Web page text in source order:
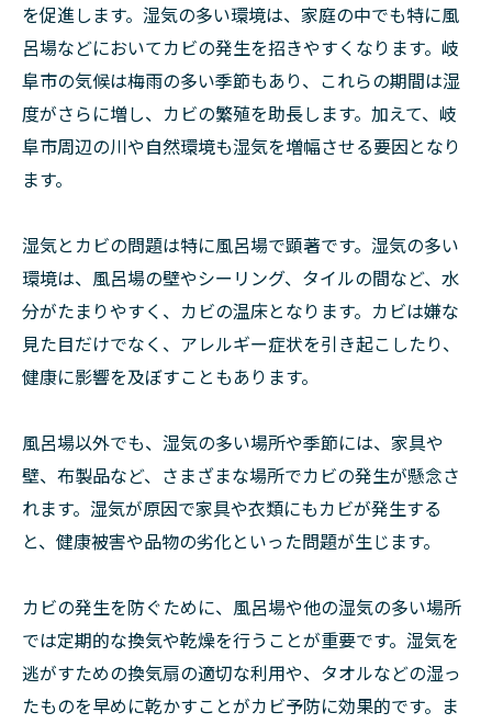
を促進します。湿気の多い環境は、家庭の中でも特に風
呂場などにおいてカビの発生を招きやすくなります。岐
阜市の気候は梅雨の多い季節もあり、これらの期間は湿
度がさらに増し、カビの繁殖を助長します。加えて、岐
阜市周辺の川や自然環境も湿気を増幅させる要因となり
ます。
湿気とカビの問題は特に風呂場で顕著です。湿気の多い
環境は、風呂場の壁やシーリング、タイルの間など、水
分がたまりやすく、カビの温床となります。カビは嫌な
見た目だけでなく、アレルギー症状を引き起こしたり、
健康に影響を及ぼすこともあります。
風呂場以外でも、湿気の多い場所や季節には、家具や
壁、布製品など、さまざまな場所でカビの発生が懸念さ
れます。湿気が原因で家具や衣類にもカビが発生する
と、健康被害や品物の劣化といった問題が生じます。
カビの発生を防ぐために、風呂場や他の湿気の多い場所
では定期的な換気や乾燥を行うことが重要です。湿気を
逃がすための換気扇の適切な利用や、タオルなどの湿っ
たものを早めに乾かすことがカビ予防に効果的です。ま